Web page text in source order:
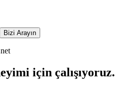
Bizi Arayın
için çalışıyoruz.